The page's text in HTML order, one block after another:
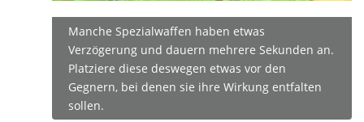
Manche Spezialwaffen haben etwas
Verzögerung und dauern mehrere Sekunden an.
Platziere diese deswegen etwas vor den
Gegnern, bei denen sie ihre Wirkung entfalten
sollen.